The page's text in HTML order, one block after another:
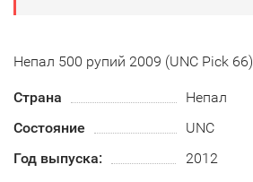
Непал 500 рупий 2009 (UNC Pick 66)
Страна
Непал
Состояние
UNC
Год выпуска:
2012